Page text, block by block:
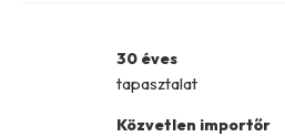
30 éves
tapasztalat
Közvetlen importőr